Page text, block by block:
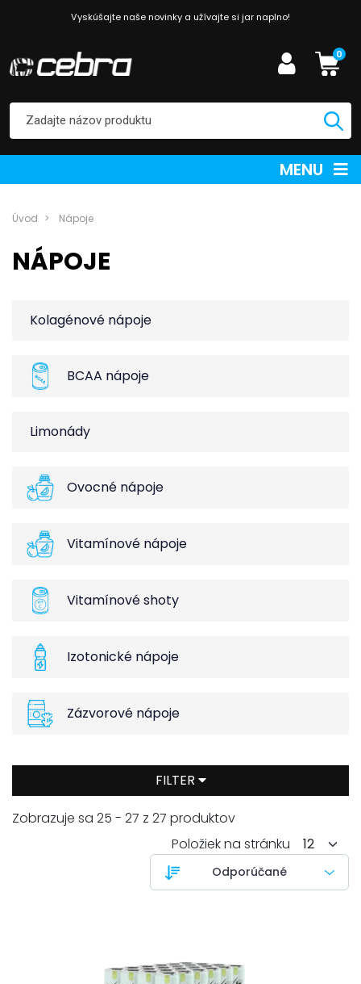
Vyskúšajte naše novinky a užívajte si jar naplno!
0
MENU
Úvod Nápoje
NÁPOJE
Kolagénové nápoje
BCAA nápoje
Limonády
Ovocné nápoje
Vitamínové nápoje
Vitamínové shoty
Izotonické nápoje
Zázvorové nápoje
FILTER
Zobrazuje sa 25 - 27 z 27 produktov
Položiek na stránku